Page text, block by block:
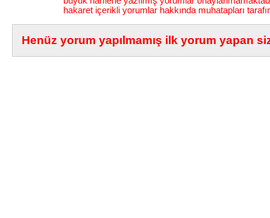
hakaret içerikli yorumlar hakkında muhatapları
Henüz yorum yapılmamış ilk yorum yapan